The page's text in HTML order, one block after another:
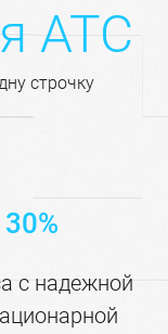
АТС
30%
с надежной